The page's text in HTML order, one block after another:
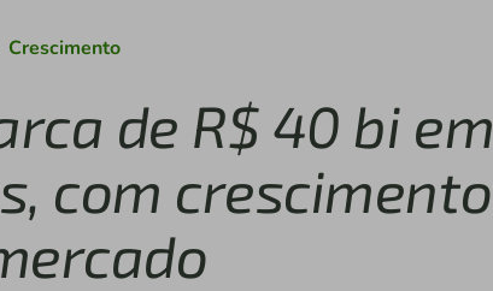
Crescimento
de R$ 40 bi em
com crescimento